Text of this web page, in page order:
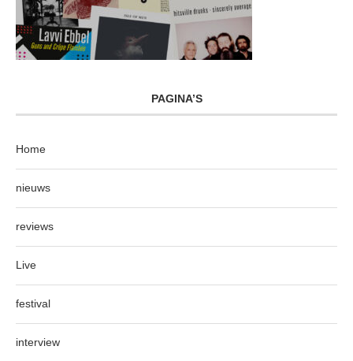
PAGINA’S
Home
nieuws
reviews
Live
festival
interview